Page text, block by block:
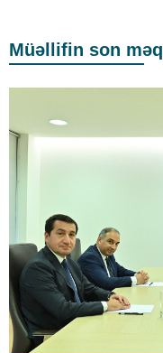
Müəllifin son